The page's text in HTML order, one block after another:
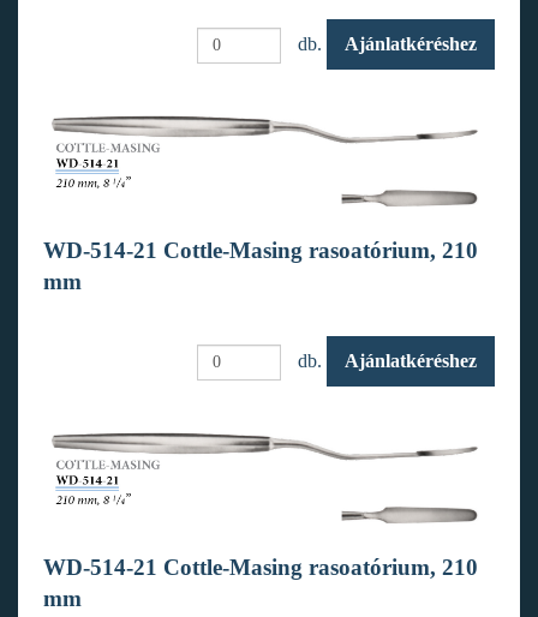
db. Ajánlatkéréshez
WD-514-21 Cottle-Masing rasoatórium, 210
mm
db. Ajánlatkéréshez
WD-514-21 Cottle-Masing rasoatórium, 210
mm